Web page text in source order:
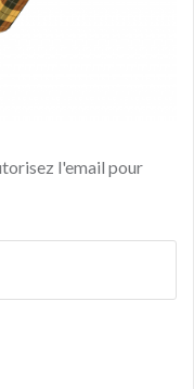
l'email pour